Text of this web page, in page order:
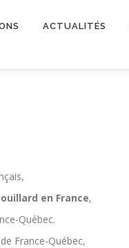
ACTUALITÉS
en France,
Québec.
de France-Québec,